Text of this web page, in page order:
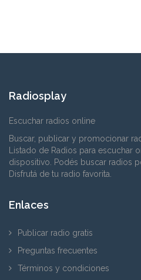
Radiosplay
Escuchar radios online
Buscar, publicar y promocionar
Listado de Radios para escuchar
dispositivo. Podés buscar radios
Disfrutá de tu radio favorita.
Enlaces
Publicar radio gratis
Preguntas frecuentes
Términos y condiciones